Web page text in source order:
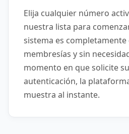
Elija cualquier número
nuestra lista para
sistema es
membresías y sin
momento en que solicite
autenticación, la
muestra al instante.